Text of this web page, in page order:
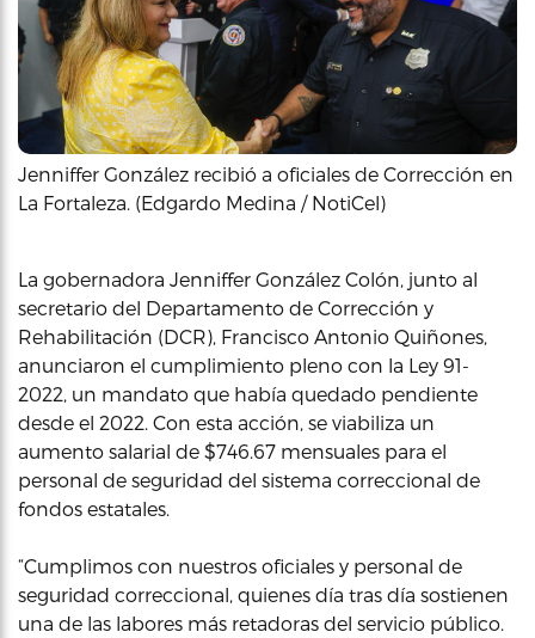
Jenniffer González recibió a oficiales de Corrección en
La Fortaleza. (Edgardo Medina / NotiCel)
La gobernadora Jenniffer González Colón, junto al
secretario del Departamento de Corrección y
Rehabilitación (DCR), Francisco Antonio Quiñones,
anunciaron el cumplimiento pleno con la Ley 91-
2022, un mandato que había quedado pendiente
desde el 2022. Con esta acción, se viabiliza un
aumento salarial de $746.67 mensuales para el
personal de seguridad del sistema correccional de
fondos estatales.
“Cumplimos con nuestros oficiales y personal de
seguridad correccional, quienes día tras día sostienen
una de las labores más retadoras del servicio público.